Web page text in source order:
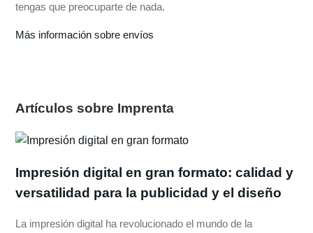
tengas que preocuparte de nada.
Más información sobre envíos
Artículos sobre Imprenta
Impresión digital en gran formato: calidad y
versatilidad para la publicidad y el diseño
La impresión digital ha revolucionado el mundo de la